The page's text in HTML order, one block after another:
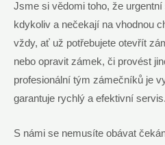
Jsme si vědomi toho, že
kdykoliv a nečekají na vhodnou
vždy, ať už potřebujete otevřít
nebo opravit zámek, či provést
profesionální tým zámečníků je
garantuje rychlý a efektivní servis.
S námi se nemusíte obávat